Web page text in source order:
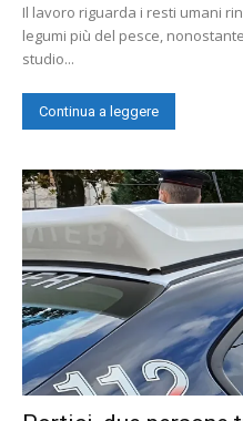
Il lavoro riguarda i resti umani
legumi più del pesce,
studio...
Continua a leggere